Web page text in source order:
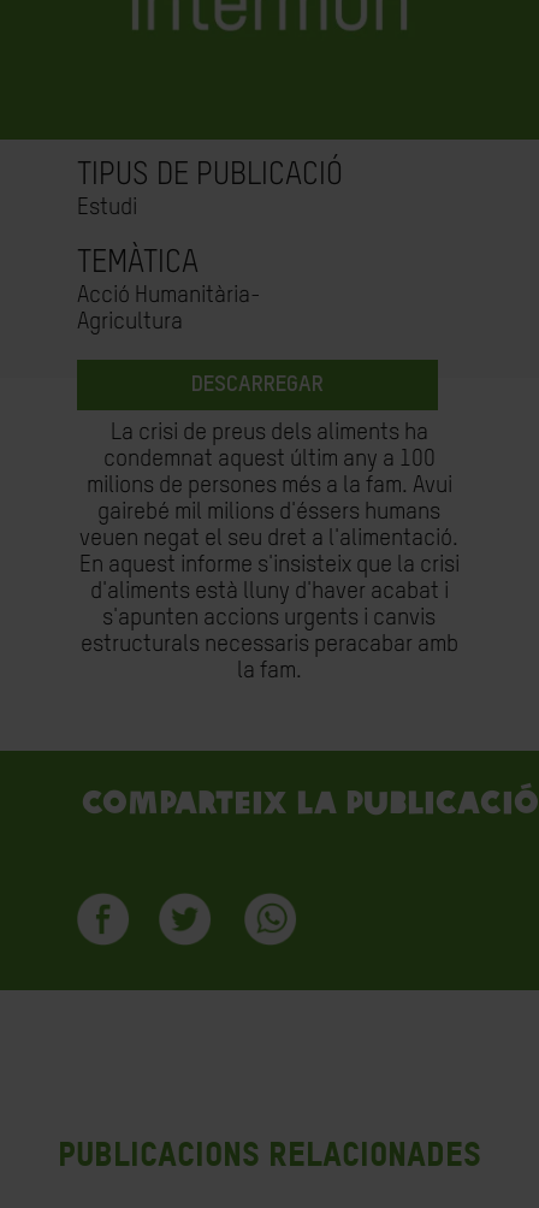
TIPUS DE PUBLICACIÓ
Estudi
TEMÀTICA
Acció Humanitària-
Agricultura
DESCARREGAR
La crisi de preus dels aliments ha
condemnat aquest últim any a 100
milions de persones més a la fam. Avui
gairebé mil milions d'éssers humans
veuen negat el seu dret a l'alimentació.
En aquest informe s'insisteix que la crisi
d'aliments està lluny d'haver acabat i
s'apunten accions urgents i canvis
estructurals necessaris peracabar amb
la fam.
Comparteix la publicació
Publicacions Relacionades